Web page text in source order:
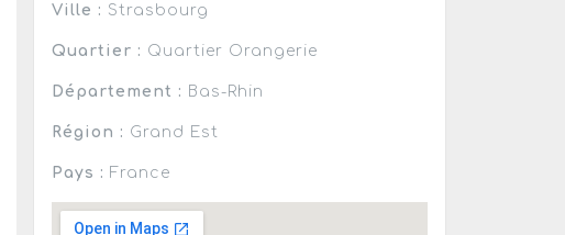
Ville : Strasbourg
Quartier : Quartier Orangerie
Département : Bas-Rhin
Région : Grand Est
Pays : France